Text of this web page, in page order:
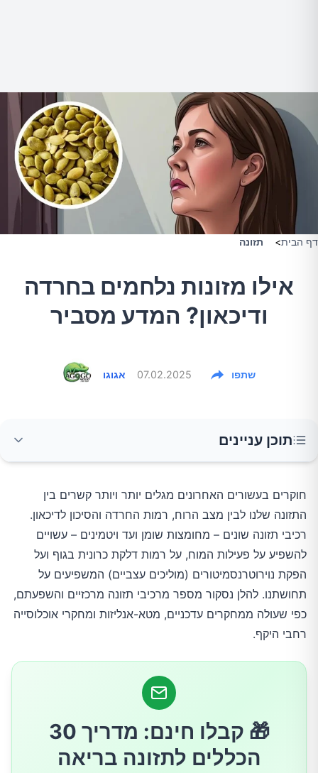
דף הבית> תזונה
אילו מזונות נלחמים בחרדה
ודיכאון? המדע מסביר
אגוגו 07.02.2025 שתפו
תוכן עניינים
אומגה-3: בריאות נפשית ודלקות כרוניות
פרוביוטיקה, חיידקי מעיים ונוירוטרנסמיטורים
מגנזיום וויטמיני B: איזון עצבי והפחתת חרדה
פחמימות מורכבות: יציבות מצב הרוח ואיזון רמות
הסוכר
צמחי מרפא ותבלינים להפגת סטרס וחרדה
מזון מעובד, דלקת כרונית והשלכות על הנפש
חוקרים בעשורים האחרונים מגלים יותר ויותר קשרים בין
התזונה שלנו לבין מצב הרוח, רמות החרדה והסיכון לדיכאון.
רכיבי תזונה שונים – מחומצות שומן ועד ויטמינים – עשויים
להשפיע על פעילות המוח, על רמות דלקת כרונית בגוף ועל
הפקת נוירוטרנסמיטורים (מוליכים עצביים) המשפיעים על
תחושתנו. להלן נסקור מספר מרכיבי תזונה מרכזיים והשפעתם,
כפי שעולה ממחקרים עדכניים, מטא-אנליזות ומחקרי אוכלוסייה
רחבי היקף.
🎁 קבלו חינם: מדריך 30
הכללים לתזונה בריאה